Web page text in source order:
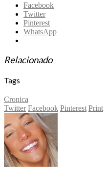
Facebook
Twitter
Pinterest
WhatsApp
Relacionado
Tags
Cronica
Twitter Facebook Pinterest Print